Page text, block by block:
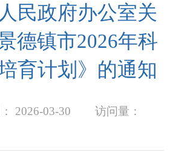
民政府办公室关
德镇市2026年科
育计划》的通知
2026-03-30 访问量：